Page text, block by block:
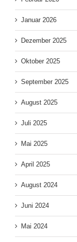
Januar 2026
Dezember 2025
Oktober 2025
September 2025
August 2025
Juli 2025
Mai 2025
April 2025
August 2024
Juni 2024
Mai 2024